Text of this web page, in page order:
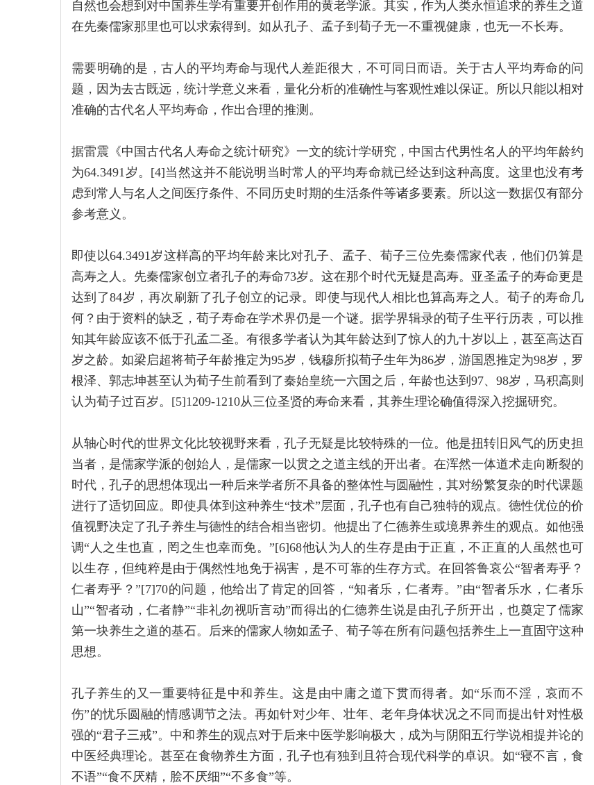
自然也会想到对中国养生学有重要开创作用的黄老学派。其实，作为人类永恒追求的养生之道
在先秦儒家那里也可以求索得到。如从孔子、孟子到荀子无一不重视健康，也无一不长寿。
需要明确的是，古人的平均寿命与现代人差距很大，不可同日而语。关于古人平均寿命的问
题，因为去古既远，统计学意义来看，量化分析的准确性与客观性难以保证。所以只能以相对
准确的古代名人平均寿命，作出合理的推测。
据雷震《中国古代名人寿命之统计研究》一文的统计学研究，中国古代男性名人的平均年龄约
为64.3491岁。[4]当然这并不能说明当时常人的平均寿命就已经达到这种高度。这里也没有考
虑到常人与名人之间医疗条件、不同历史时期的生活条件等诸多要素。所以这一数据仅有部分
参考意义。
即使以64.3491岁这样高的平均年龄来比对孔子、孟子、荀子三位先秦儒家代表，他们仍算是
高寿之人。先秦儒家创立者孔子的寿命73岁。这在那个时代无疑是高寿。亚圣孟子的寿命更是
达到了84岁，再次刷新了孔子创立的记录。即使与现代人相比也算高寿之人。荀子的寿命几
何？由于资料的缺乏，荀子寿命在学术界仍是一个谜。据学界辑录的荀子生平行历表，可以推
知其年龄应该不低于孔孟二圣。有很多学者认为其年龄达到了惊人的九十岁以上，甚至高达百
岁之龄。如梁启超将荀子年龄推定为95岁，钱穆所拟荀子生年为86岁，游国恩推定为98岁，罗
根泽、郭志坤甚至认为荀子生前看到了秦始皇统一六国之后，年龄也达到97、98岁，马积高则
认为荀子过百岁。[5]1209-1210从三位圣贤的寿命来看，其养生理论确值得深入挖掘研究。
从轴心时代的世界文化比较视野来看，孔子无疑是比较特殊的一位。他是扭转旧风气的历史担
当者，是儒家学派的创始人，是儒家一以贯之之道主线的开出者。在浑然一体道术走向断裂的
时代，孔子的思想体现出一种后来学者所不具备的整体性与圆融性，其对纷繁复杂的时代课题
进行了适切回应。即使具体到这种养生“技术”层面，孔子也有自己独特的观点。德性优位的价
值视野决定了孔子养生与德性的结合相当密切。他提出了仁德养生或境界养生的观点。如他强
调“人之生也直，罔之生也幸而免。”[6]68他认为人的生存是由于正直，不正直的人虽然也可
以生存，但纯粹是由于偶然性地免于祸害，是不可靠的生存方式。在回答鲁哀公“智者寿乎？
仁者寿乎？”[7]70的问题，他给出了肯定的回答，“知者乐，仁者寿。”由“智者乐水，仁者乐
山”“智者动，仁者静”“非礼勿视听言动”而得出的仁德养生说是由孔子所开出，也奠定了儒家
第一块养生之道的基石。后来的儒家人物如孟子、荀子等在所有问题包括养生上一直固守这种
思想。
孔子养生的又一重要特征是中和养生。这是由中庸之道下贯而得者。如“乐而不淫，哀而不
伤”的忧乐圆融的情感调节之法。再如针对少年、壮年、老年身体状况之不同而提出针对性极
强的“君子三戒”。中和养生的观点对于后来中医学影响极大，成为与阴阳五行学说相提并论的
中医经典理论。甚至在食物养生方面，孔子也有独到且符合现代科学的卓识。如“寝不言，食
不语”“食不厌精，脍不厌细”“不多食”等。